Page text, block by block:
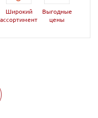
Широкий
ассортимент
Выгодные
цены